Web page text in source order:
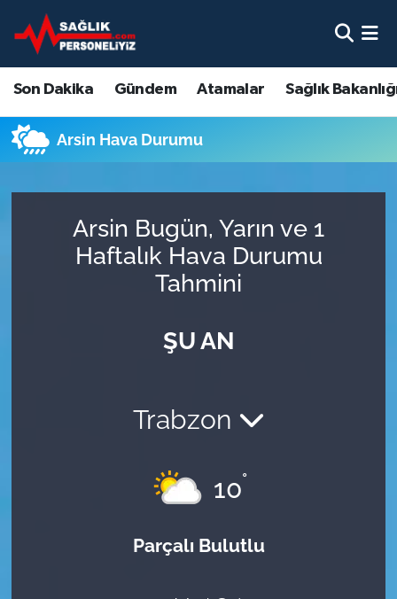
Son Dakika Gündem Atamalar Sağlık
Arsin Hava Durumu
Arsin Bugün, Yarın ve 1
Haftalık Hava Durumu
Tahmini
ŞU AN
Trabzon
10°
Parçalı Bulutlu
Son Dakika
Gündem
Atamalar
Mevzuat
Sağlık Personeli Alımı
Nöbetçi Eczaneler
Hava Durumu
Namaz Vakitleri
Süper Lig Puan Durumu ve Fikstür
Son Dakika Haberleri